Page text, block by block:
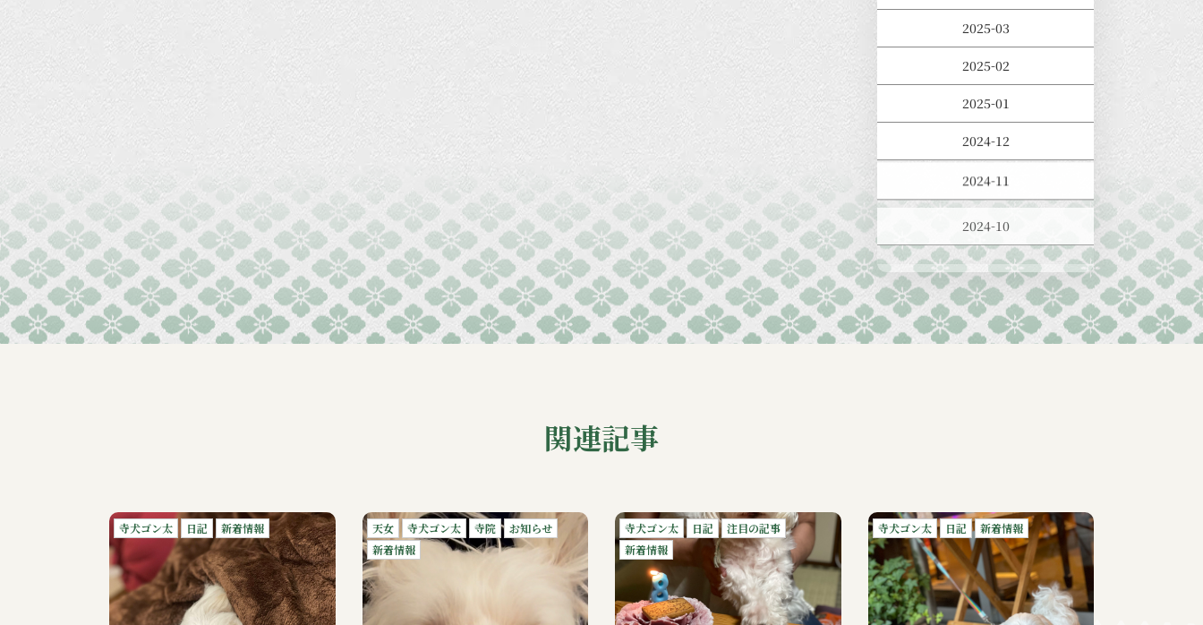
2025-03
2025-02
2025-01
2024-12
2024-11
2024-09
関連記事
寺犬ゴン太 日記 新着情報 天女 寺犬ゴン太 寺院
お知らせ
新着情報
寺犬ゴン太 日記
注目の記事
新着情報
寺犬ゴン太 日記 新着情報